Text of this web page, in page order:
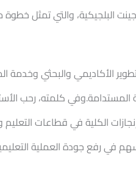
البلجيكية، والتي تمثل
الأكاديمي والبحثي
كلمته، رحب
الكلية في قطاعات التعليم
في رفع جودة العملية